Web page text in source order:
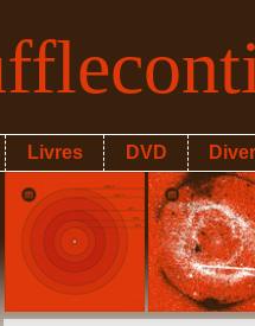
Livres DVD